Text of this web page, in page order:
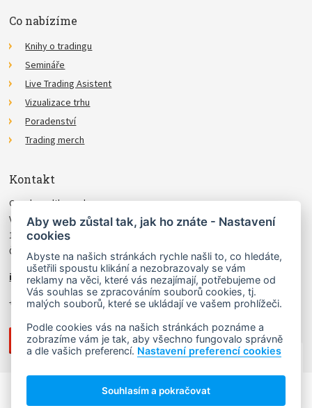
Co nabízíme
Knihy o tradingu
Semináře
Live Trading Asistent
Vizualizace trhu
Poradenství
Trading merch
Kontakt
Czechwealth, spol. s r.o.
Višňová 4
140 00 Praha 4
Česká Republika
info@czechwealth.cz
+420 226 804 571 (9–12 hod.)
NAHORU ↑
Copyright © 2006 - 2026 Ludvík Turek.
Aby web zůstal tak, jak ho znáte - Nastavení
cookies
Abyste na našich stránkách rychle našli to, co hledáte,
ušetřili spoustu klikání a nezobrazovaly se vám
reklamy na věci, které vás nezajímají, potřebujeme od
Vás souhlas se zpracováním souborů cookies, tj.
malých souborů, které se ukládají ve vašem prohlížeči.
Podle cookies vás na našich stránkách poznáme a
zobrazíme vám je tak, aby všechno fungovalo správně
a dle vašich preferencí. Nastavení preferencí cookies
Souhlasím a pokračovat